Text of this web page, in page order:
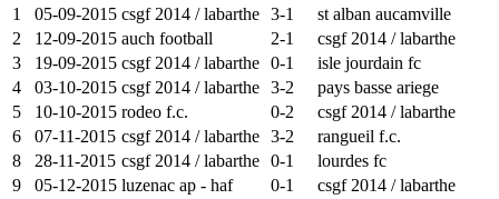
1
05-09-2015 csgf 2014 / labarthe 3-1
st alban aucamville
2
12-09-2015 auch football 2-1
csgf 2014 / labarthe
3
19-09-2015 csgf 2014 / labarthe 0-1
isle jourdain fc
4
03-10-2015 csgf 2014 / labarthe 3-2
pays basse ariege
5
10-10-2015 rodeo f.c. 0-2
csgf 2014 / labarthe
6
07-11-2015 csgf 2014 / labarthe 3-2
rangueil f.c.
8
28-11-2015 csgf 2014 / labarthe 0-1
lourdes fc
9
05-12-2015 luzenac ap - haf 0-1
csgf 2014 / labarthe